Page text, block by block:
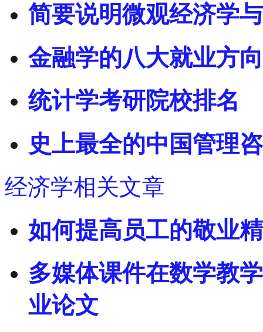
简要说明微观经济学
金融学的八大就业方
统计学考研院校排名
史上最全的中国管理
经济学相关文章
如何提高员工的敬业
多媒体课件在数学教
业论文